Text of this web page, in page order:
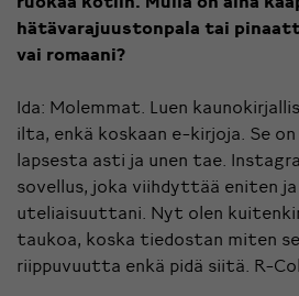
hätävarajuustonpala tai
vai romaani?
Ida: Molemmat. Luen
ilta, enkä koskaan e-kirjoja. Se
lapsesta asti ja unen tae.
sovellus, joka viihdyttää eniten
uteliaisuuttani. Nyt olen
taukoa, koska tiedostan miten
riippuvuutta enkä pidä siitä. R-